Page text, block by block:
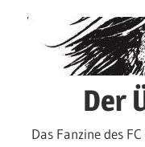
Der
Das Fanzine des